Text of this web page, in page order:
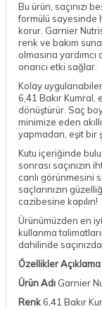
Bu ürün, saçınızı
formülü sayesinde
korur. Garnier
renk ve bakım
olmasına yardımcı
onarıcı etki sağlar.
Kolay
6,41 Bakır
dönüştürür. Saç
minimize eden
yapmadan, eşit bir
Kutu içeriğinde
sonrası saçınızın
canlı görünmesini
saçlarınızın
cazibesine kapılın!
Ürünümüzden en
kullanma
dahilinde
ÖzelliklerAçıklama
Ürün Adı Garnier
Renk 6,41 Bakır